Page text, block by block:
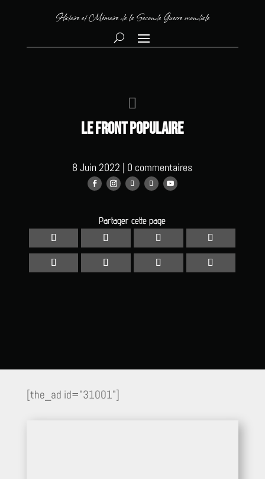
Histoire et Mémoire de la Seconde Guerre mondiale

Le Front Populaire
8 Juin 2022 | 0 commentaires
Partager cette page
[the_ad id="31001"]